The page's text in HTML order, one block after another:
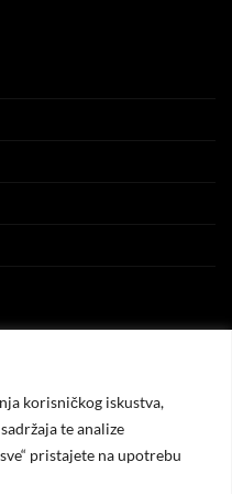
korisničkog iskustva,
te analize
pristajete na upotrebu